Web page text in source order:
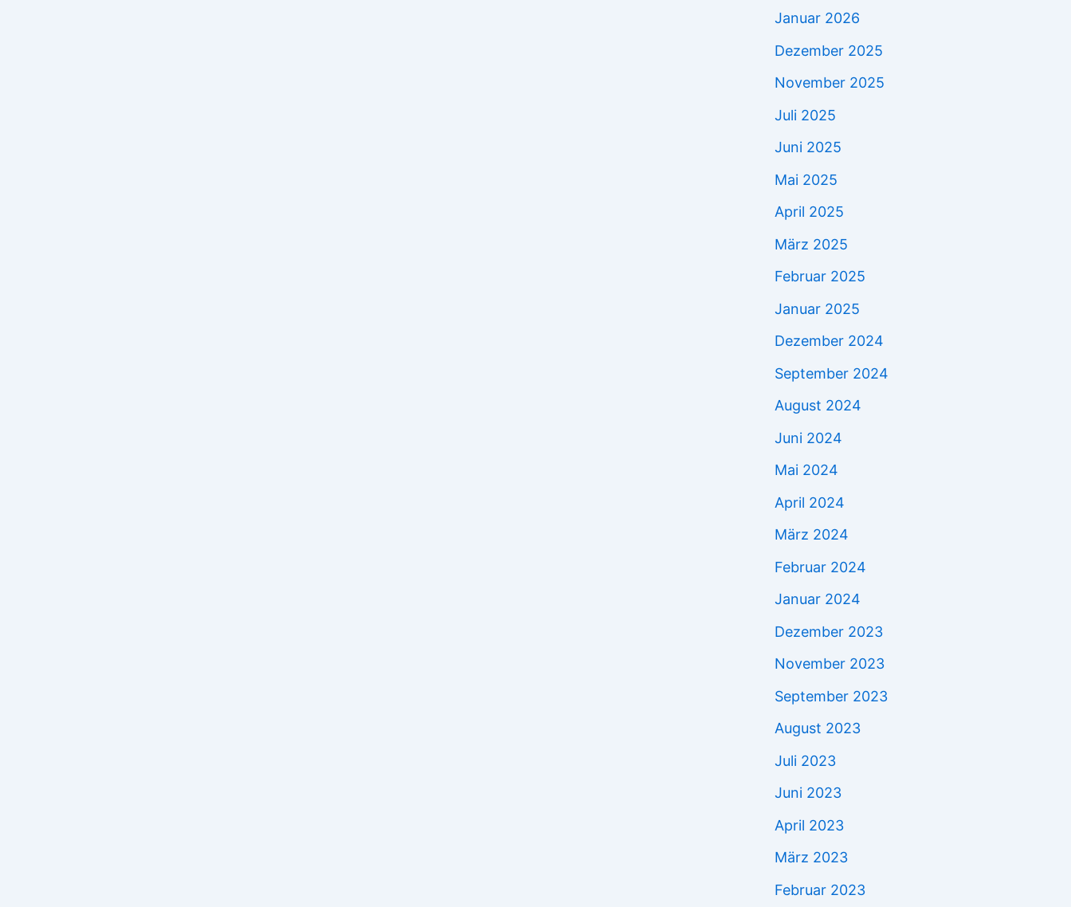
Januar 2026
Dezember 2025
November 2025
Juli 2025
Juni 2025
Mai 2025
April 2025
März 2025
Februar 2025
Januar 2025
Dezember 2024
September 2024
August 2024
Juni 2024
Mai 2024
April 2024
März 2024
Februar 2024
Januar 2024
Dezember 2023
November 2023
September 2023
August 2023
Juli 2023
Juni 2023
April 2023
März 2023
Februar 2023